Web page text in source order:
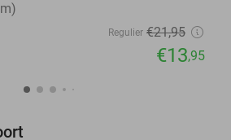
Regulier €21,95
€13,95